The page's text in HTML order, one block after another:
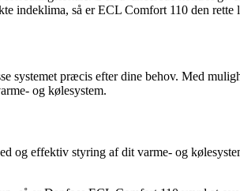
indeklima, så er ECL Comfort 110 den rette
systemet præcis efter dine behov. Med
og kølesystem.
og effektiv styring af dit varme- og